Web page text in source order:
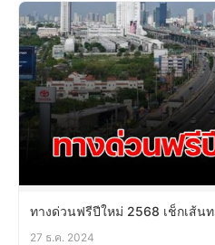
ทางด่วนฟรีปีใหม่ 2568 เช็กเส้น
27 ธ.ค. 2024